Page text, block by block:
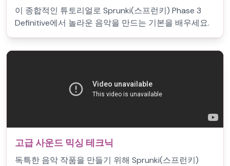
이 종합적인 튜토리얼로 Sprunki(스프런키) Phase 3
Definitive에서 놀라운 음악을 만드는 기본을 배우세요.
고급 사운드 믹싱 테크닉
독특한 음악 작품을 만들기 위해 Sprunki(스프런키)